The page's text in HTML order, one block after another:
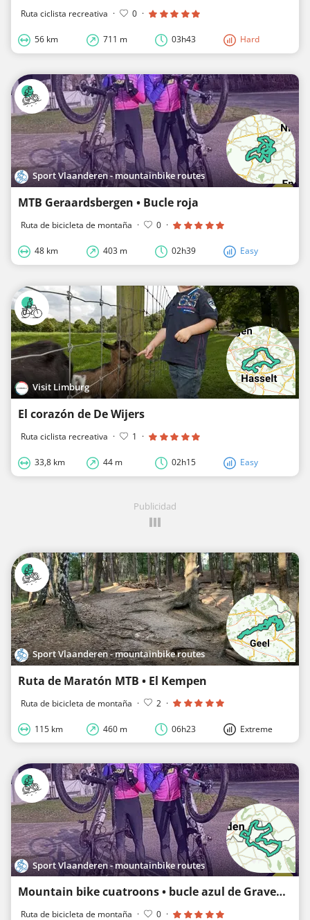
Ruta ciclista recreativa · 0 ·
56 km 711 m 03h43 Hard
Sport Vlaanderen - mountainbike routes
MTB Geraardsbergen • Bucle roja
Ruta de bicicleta de montaña · 0 ·
48 km 403 m 02h39 Easy
Visit Limburg
El corazón de De Wijers
Ruta ciclista recreativa · 1 ·
33,8 km 44 m 02h15 Easy
Publicidad
Sport Vlaanderen - mountainbike routes
Ruta de Maratón MTB • El Kempen
Ruta de bicicleta de montaña · 2 ·
115 km 460 m 06h23 Extreme
Sport Vlaanderen - mountainbike routes
Mountain bike cuatroons • bucle azul de Gravenvoeren
Ruta de bicicleta de montaña · 0 ·